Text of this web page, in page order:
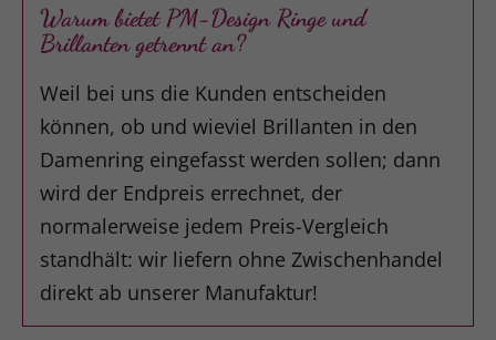
Warum bietet PM-Design Ringe und
Brillanten getrennt an?
Weil bei uns die Kunden entscheiden
können, ob und wieviel Brillanten in den
Damenring eingefasst werden sollen; dann
wird der Endpreis errechnet, der
normalerweise jedem Preis-Vergleich
standhält: wir liefern ohne Zwischenhandel
direkt ab unserer Manufaktur!